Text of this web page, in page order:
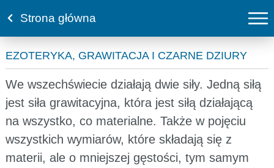
Strona główna
EZOTERYKA, GRAWITACJA I CZARNE DZIURY
We wszechświecie działają dwie siły. Jedną siłą
jest siła grawitacyjna, która jest siłą działającą
na wszystko, co materialne. Także w pojęciu
wszystkich wymiarów, które składają się z
materii, ale o mniejszej gęstości, tym samym